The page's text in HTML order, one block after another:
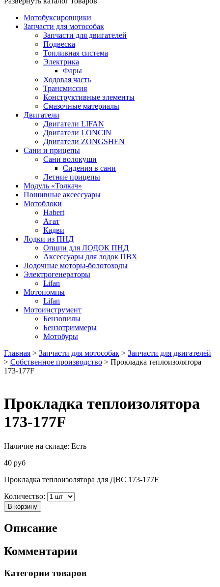
Мотобуксировщики
Запчасти для мотособак
Запчасти для двигателей
Подвеска
Топливная система
Электрика
Фары
Ходовая часть
Трансмиссия
Конструктивные элементы
Смазочные материалы
Двигатели
Двигатели LIFAN
Двигатели LONCIN
Двигатели ZONGSHEN
Сани и прицепы
Сани волокуши
Сидения в сани
Летние прицепы
Модуль «Толкач»
Пошивные аксессуары
Мотоблоки
Habert
Агат
Кадви
Лодки из ПНД
Опции для ЛОДОК ПНД
Аксессуары для лодок ПВХ
Лодочные моторы-болотоходы
Электрогенераторы
Lifan
Мотопомпы
Lifan
Мотоинструмент
Бензопилы
Бензотриммеры
Мотобуры
Главная > Запчасти для мотособак > Запчасти для двигателей
> Собственное производство > Прокладка теплоизолятора
173-177F
Прокладка теплоизолятора
173-177F
Наличие на складе: Есть
40 руб
Прокладка теплоизолятора для ДВС 173-177F
Количество:
В корзину
Описание
Комментарии
Категории товаров